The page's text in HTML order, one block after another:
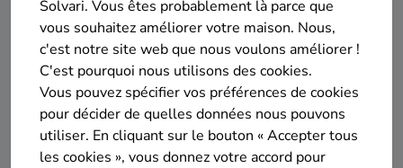
Solvari. Vous êtes probablement là parce que
vous souhaitez améliorer votre maison. Nous,
c'est notre site web que nous voulons améliorer !
C'est pourquoi nous utilisons des cookies.
Vous pouvez spécifier vos préférences de cookies
pour décider de quelles données nous pouvons
utiliser. En cliquant sur le bouton « Accepter tous
les cookies », vous donnez votre accord pour
Gratuit et sans engagement
Top 20 des entreprises
d'isolation de la toiture à
Hamoir